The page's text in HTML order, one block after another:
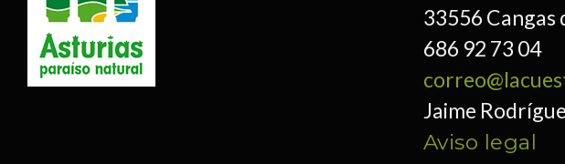
33556 Cangas
686 92 73 04
Jaime
Aviso legal